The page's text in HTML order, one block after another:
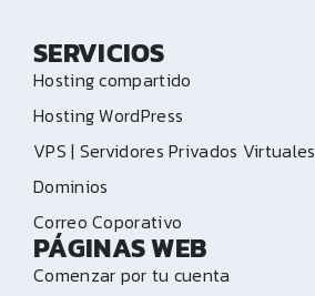
SERVICIOS
Hosting compartido
Hosting WordPress
VPS | Servidores Privados Virtuales
Dominios
Correo Coporativo
PÁGINAS WEB
Comenzar por tu cuenta